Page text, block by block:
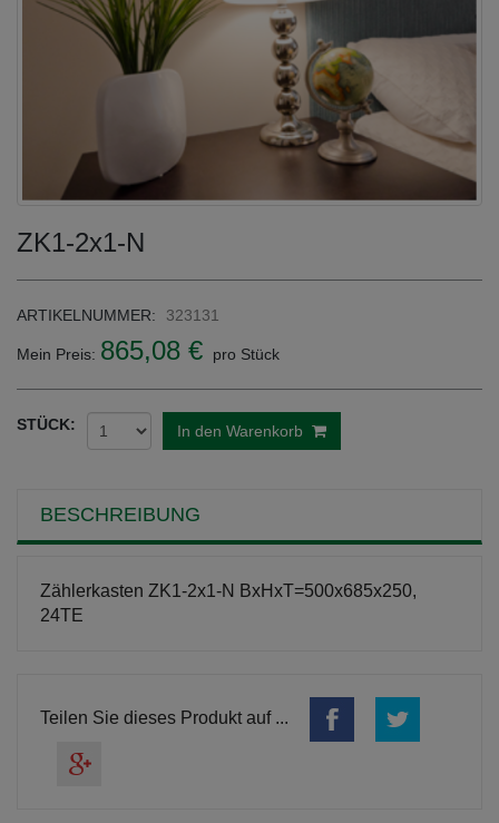
ZK1-2x1-N
ARTIKELNUMMER: 323131
Mein Preis: 865,08 € pro Stück
STÜCK: In den Warenkorb
BESCHREIBUNG
Zählerkasten ZK1-2x1-N BxHxT=500x685x250,
24TE
Teilen Sie dieses Produkt auf ...